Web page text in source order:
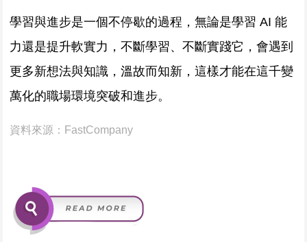
學習與進步是一個不停歇的過程，無論是學習 AI 能
力還是提升軟實力，不斷學習、不斷實踐它，會遇到
更多新想法與知識，溫故而知新，這樣才能在這千變
萬化的職場環境突破和進步。
資料來源： FastCompany